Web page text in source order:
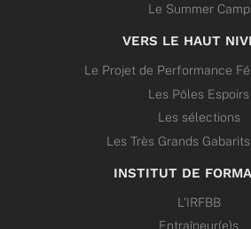
Le Summer Camp
VERS LE HAUT
Le Projet de Performance
Les Pôles Espoirs
Les sélections
Les Très Grands Gabarits
INSTITUT DE
L’IRFBB
Entraîneur(e)s